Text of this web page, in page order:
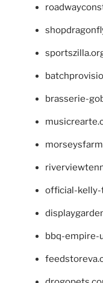
brasserie-
official-kelly-
bbq-empire-